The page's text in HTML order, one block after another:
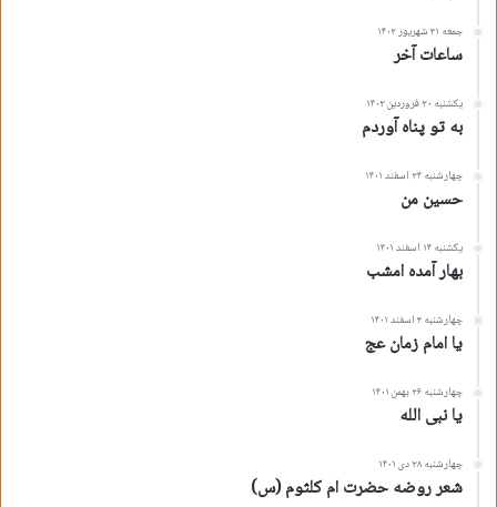
جمعه ۳۱ شهریور ۱۴۰۲
ساعات آخر
یکشنبه ۲۰ فروردین ۱۴۰۲
به تو پناه آوردم
چهارشنبه ۲۴ اسفند ۱۴۰۱
حسین من
یکشنبه ۱۴ اسفند ۱۴۰۱
بهار آمده امشب
چهارشنبه ۳ اسفند ۱۴۰۱
یا امام زمان عج
چهارشنبه ۲۶ بهمن ۱۴۰۱
یا نبی الله
چهارشنبه ۲۸ دی ۱۴۰۱
شعر روضه حضرت ام کلثوم (س)